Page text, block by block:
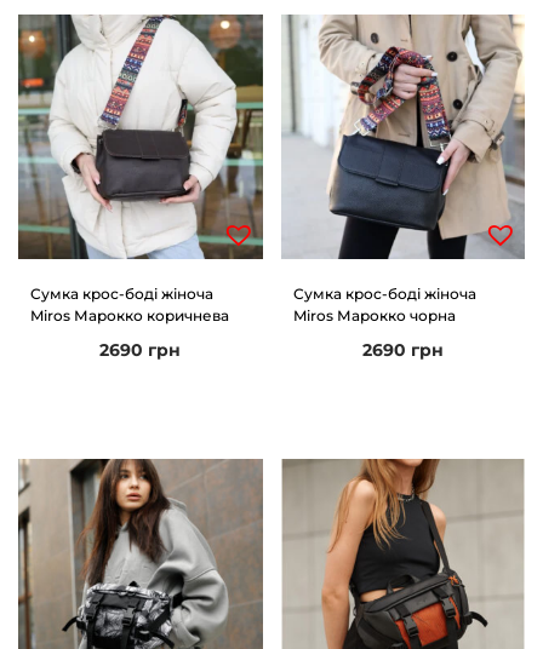
Сумка крос-боді жіноча
Miros Марокко коричнева
2690 грн
Сумка крос-боді жіноча
Miros Марокко чорна
2690 грн